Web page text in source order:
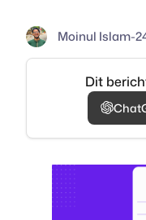
Moinul Islam-
Dit